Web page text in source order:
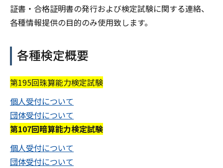
証書・合格証明書の発行および検定試験に関する連絡、
各種情報提供の目的のみ使用致します。
各種検定概要
第195回珠算能力検定試験
個人受付について
団体受付について
第107回暗算能力検定試験
個人受付について
団体受付について